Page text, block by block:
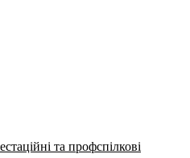
та профспілкові